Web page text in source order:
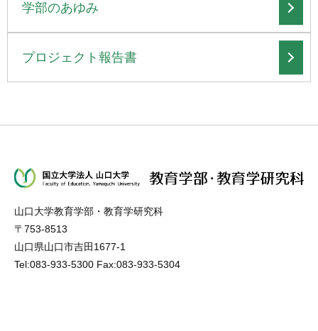
学部のあゆみ
プロジェクト報告書
山口大学教育学部・教育学研究科
〒753-8513
山口県山口市吉田1677-1
Tel:083-933-5300 Fax:083-933-5304